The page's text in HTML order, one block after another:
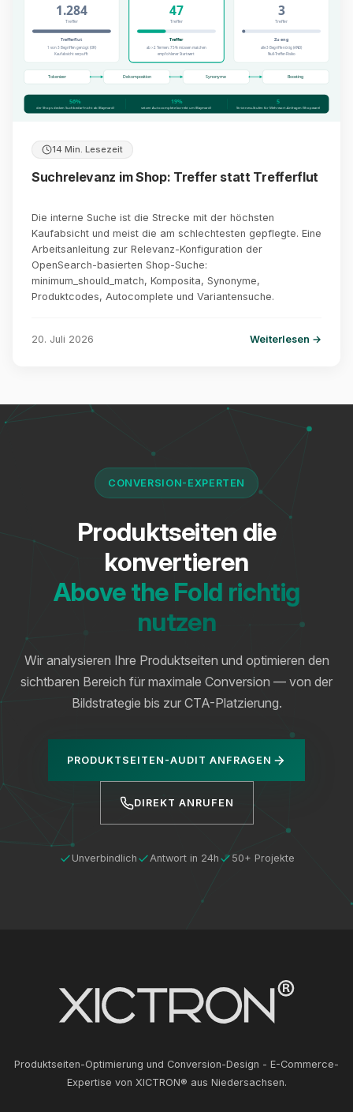
1.284
Treffer
Trefferflut
1 von 3 Begriffen genügt (OR)
Kaufabsicht verpufft
47
Treffer
Treffer
ab >2 Termen: 75% müssen matchen
empfohlener Startwert
3
Treffer
Zu eng
alle 3 Begriffe nötig (AND)
Null-Treffer-Risiko
Tokenizer Dekomposition Synonyme Boosting
56%
der Shops decken Suchbedarf nicht ab (Baymard)
19%
setzen Autocomplete korrekt um (Baymard)
5
Strictness-Stufen für Mehrwort-Anfragen (Shopware)
14 Min. Lesezeit
Suchrelevanz im Shop: Treffer statt Trefferflut
Die interne Suche ist die Strecke mit der höchsten
Kaufabsicht und meist die am schlechtesten gepflegte. Eine
Arbeitsanleitung zur Relevanz-Konfiguration der
OpenSearch-basierten Shop-Suche:
minimum_should_match, Komposita, Synonyme,
Produktcodes, Autocomplete und Variantensuche.
20. Juli 2026 Weiterlesen →
CONVERSION-EXPERTEN
Produktseiten die
konvertieren
Above the Fold richtig
nutzen
Wir analysieren Ihre Produktseiten und optimieren den
sichtbaren Bereich für maximale Conversion — von der
Bildstrategie bis zur CTA-Platzierung.
PRODUKTSEITEN-AUDIT ANFRAGEN
DIREKT ANRUFEN
Unverbindlich Antwort in 24h 50+ Projekte
Produktseiten-Optimierung und Conversion-Design - E-Commerce-
Expertise von XICTRON® aus Niedersachsen.